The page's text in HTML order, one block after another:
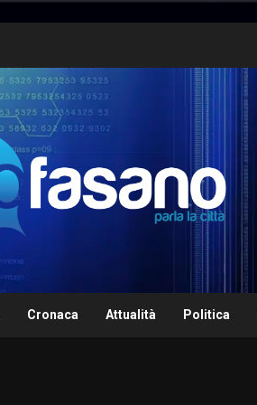
Cronaca Attualità Politica